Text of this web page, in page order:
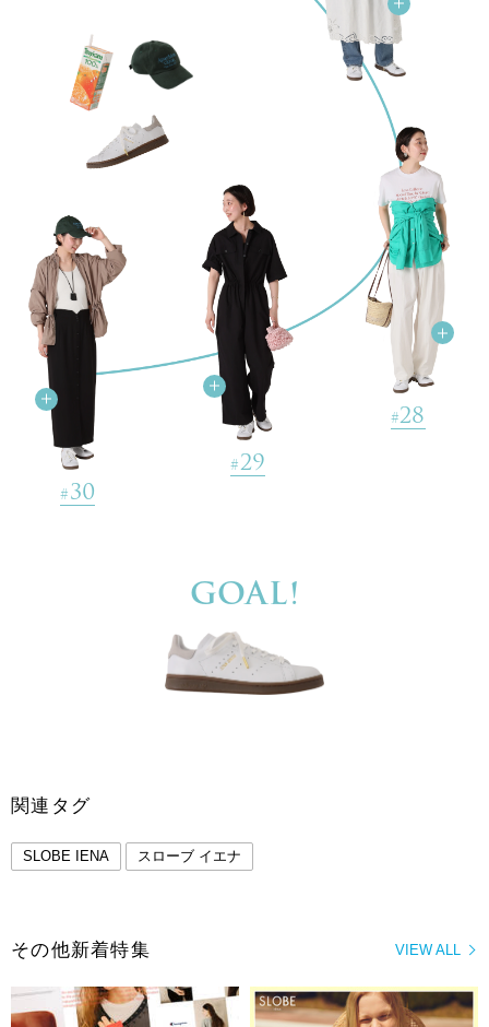
#28
#29
#30
GOAL!
甘織りリネンブラウス
￥6,160(税込) 60%OFF
コットンオックスグルカ ハーフパンツ
￥2,420(税込) 80%OFF
《追加》【STAND OIL/スタンドオイル】 Post ショルダーバッグ
【We Are NBO/ウィーアーエヌビーオー】 フープピアス
￥9,020(税込)
#15
￥28,600(税込)
関連タグ
SLOBE IENA スローブ イエナ
VIEW ALL
その他新着特集